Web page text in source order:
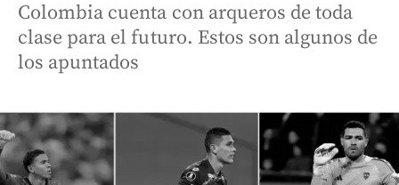
Colombia cuenta con arqueros de toda
clase para el futuro. Estos son algunos de
los apuntados